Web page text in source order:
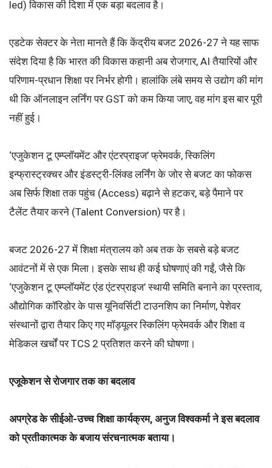
led) विकास की दिशा में एक बड़ा बदलाव है।
एडटेक सेक्टर के नेता मानते हैं कि केंद्रीय बजट 2026-27 ने यह साफ
संदेश दिया है कि भारत की विकास कहानी अब रोजगार, AI तैयारियों और
परिणाम-प्रधान शिक्षा पर निर्भर होगी। हालांकि लंबे समय से उद्योग की मांग
थी कि ऑनलाइन लर्निंग पर GST को कम किया जाए, वह मांग इस बार पूरी
नहीं हुई।
‘एजुकेशन टू एम्प्लॉयमेंट और एंटरप्राइज’ फ्रेमवर्क, स्किलिंग
इन्फ्रास्ट्रक्चर और इंडस्ट्री-लिंक्ड लर्निंग के जोर से बजट का फोकस
अब सिर्फ शिक्षा तक पहुंच (Access) बढ़ाने से हटकर, बड़े पैमाने पर
टैलेंट तैयार करने (Talent Conversion) पर है।
बजट 2026-27 में शिक्षा मंत्रालय को अब तक के सबसे बड़े बजट
आवंटनों में से एक मिला। इसके साथ ही कई घोषणाएं की गईं, जैसे कि
‘एजुकेशन टू एम्प्लॉयमेंट एंड एंटरप्राइज’ स्थायी समिति बनाने का प्रस्ताव,
औद्योगिक कॉरिडोर के पास यूनिवर्सिटी टाउनशिप का निर्माण, पेशेवर
संस्थानों द्वारा तैयार किए गए मॉड्यूलर स्किलिंग फ्रेमवर्क और शिक्षा व
मेडिकल खर्चों पर TCS 2 प्रतिशत करने की घोषणा।
एजूकेशन से रोजगार तक का बदलाव
अपग्रेड के सीईओ-उच्च शिक्षा कार्यक्रम, अनुज विश्वकर्मा ने इस बदलाव
को प्रतीकात्मक के बजाय संरचनात्मक बताया।